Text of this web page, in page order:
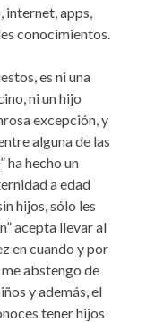
internet, apps,
conocimientos.
es ni una
ni un hijo
excepción, y
alguna de las
ha hecho un
a edad
hijos, sólo les
acepta llevar al
en cuando y por
abstengo de
y además, el
tener hijos